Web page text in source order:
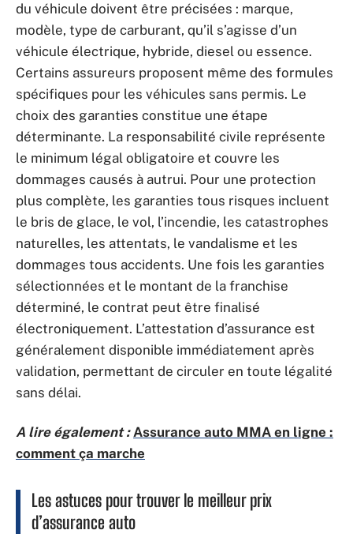
du véhicule doivent être précisées : marque,
modèle, type de carburant, qu’il s’agisse d’un
véhicule électrique, hybride, diesel ou essence.
Certains assureurs proposent même des formules
spécifiques pour les véhicules sans permis. Le
choix des garanties constitue une étape
déterminante. La responsabilité civile représente
le minimum légal obligatoire et couvre les
dommages causés à autrui. Pour une protection
plus complète, les garanties tous risques incluent
le bris de glace, le vol, l’incendie, les catastrophes
naturelles, les attentats, le vandalisme et les
dommages tous accidents. Une fois les garanties
sélectionnées et le montant de la franchise
déterminé, le contrat peut être finalisé
électroniquement. L’attestation d’assurance est
généralement disponible immédiatement après
validation, permettant de circuler en toute légalité
sans délai.
A lire également : Assurance auto MMA en ligne :
comment ça marche
Les astuces pour trouver le meilleur prix
d’assurance auto